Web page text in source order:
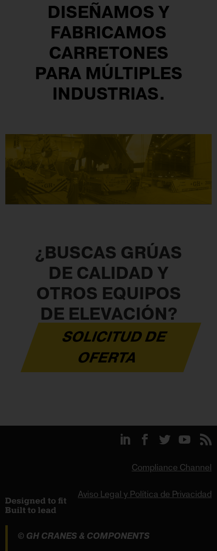
DISEÑAMOS Y
FABRICAMOS
CARRETONES
PARA MÚLTIPLES
INDUSTRIAS.
¿BUSCAS GRÚAS
DE CALIDAD Y
OTROS EQUIPOS
DE ELEVACIÓN?
SOLICITUD DE
OFERTA
Compliance Channel
Aviso Legal y Política de Privacidad
© GH CRANES & COMPONENTS